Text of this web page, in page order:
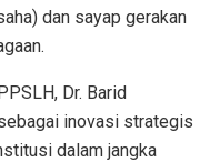
dan sayap gerakan
Dr. Barid
inovasi strategis
dalam jangka